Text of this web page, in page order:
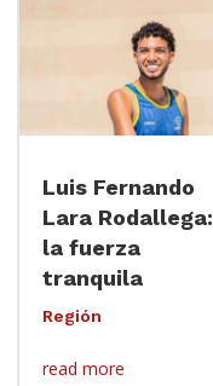
Luis Fernando
Lara Rodallega:
la fuerza
tranquila
Región
read more